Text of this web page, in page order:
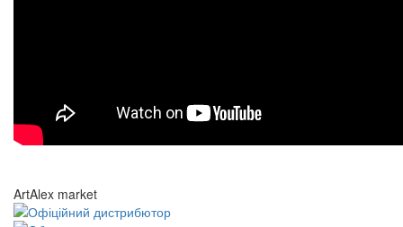
ArtAlex market